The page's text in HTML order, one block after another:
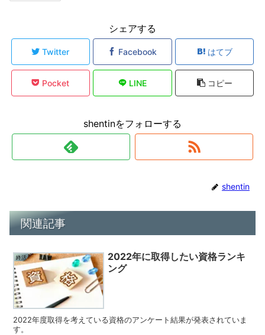
シェアする
Twitter Facebook はてブ
Pocket LINE コピー
shentinをフォローする
shentin
関連記事
終活
2022年に取得したい資格ランキ
ング
2022年度取得を考えている資格のアンケート結果が発表されていま
す。